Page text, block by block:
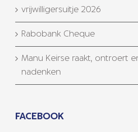
vrijwilligersuitje 2026
Rabobank Cheque
Manu Keirse raakt, ontroert
nadenken
FACEBOOK